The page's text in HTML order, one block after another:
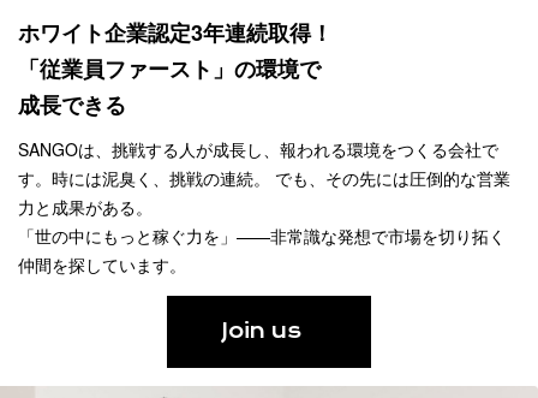
ホワイト企業認定3年連続取得！
「従業員ファースト」の環境で
成長できる
SANGOは、挑戦する人が成長し、報われる環境をつくる会社で
す。時には泥臭く、挑戦の連続。 でも、その先には圧倒的な営業
力と成果がある。
「世の中にもっと稼ぐ力を」——非常識な発想で市場を切り拓く
仲間を探しています。
Join us